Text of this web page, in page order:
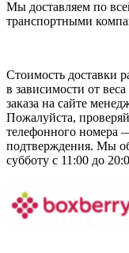
Мы доставляем по
транспортными
Стоимость доставки
в зависимости от
заказа на сайте
Пожалуйста,
телефонного номера —
подтверждения. Мы
субботу с 11:00 до